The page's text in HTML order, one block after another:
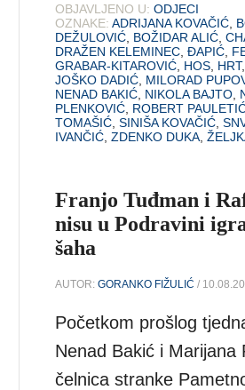
OBJAVLJENO U: ODJECI
OZNAKE: ADRIJANA KOVAČIĆ
DEŽULOVIĆ BOŽIDAR ALIĆ ,
DRAŽEN KELEMINEC ,ĐAPIĆ
GRABAR-KITAROVIĆ HOS HRT,
JOŠKO DADIĆ MILORAD
NENAD BAKIĆ NIKOLA BAJTO
PLENKOVIĆ ROBERT
TOMAŠIĆ ,SINIŠA KOVAČIĆ ,
IVANČIĆ ,ZDENKO DUKA ,
Franjo Tuđman i
nisu u Podravini
šaha
AUTOR:GORANKO FIŽULIĆ /
Početkom prošlog
Nenad Bakić i Marijana
čelnica stranke